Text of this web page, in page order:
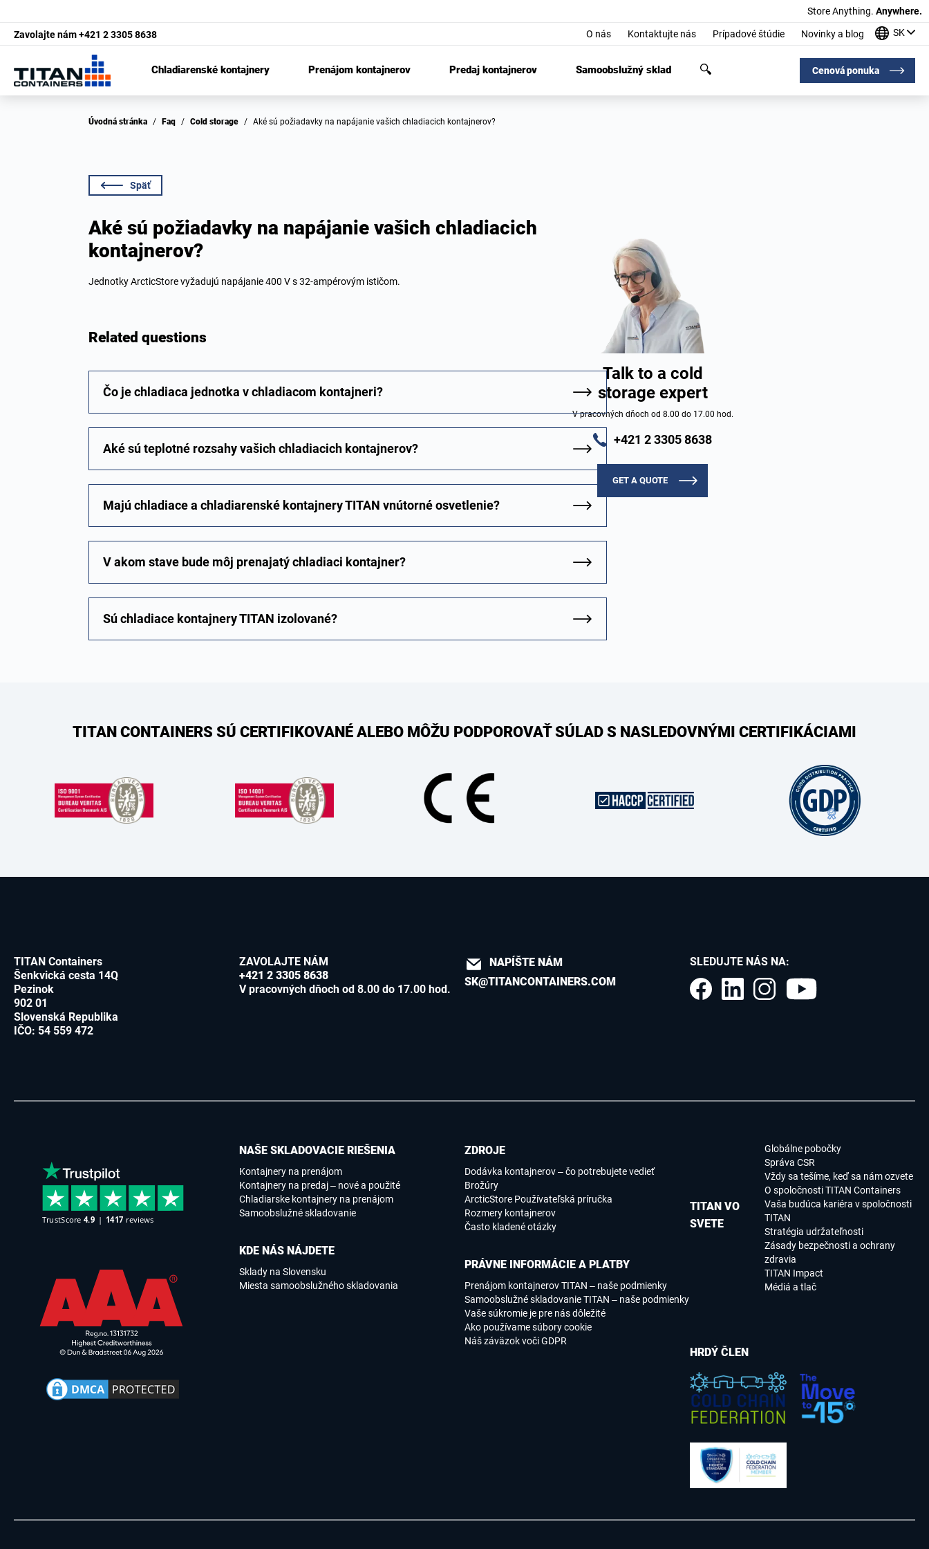
Store Anything. Anywhere.
Zavolajte nám+421 2 3305 8638 O nás Kontaktujte nás Prípadové štúdie Novinky a blog SK
Chladiarenské kontajnery Prenájom kontajnerov Predaj kontajnerov Samoobslužný sklad Cenová ponuka
Úvodná stránka / Faq / Cold storage / Aké sú požiadavky na napájanie vašich chladiacich kontajnerov?
Späť
Aké sú požiadavky na napájanie vašich chladiacich
kontajnerov?
Jednotky ArcticStore vyžadujú napájanie 400 V s 32-ampérovým ističom.
Related questions
Čo je chladiaca jednotka v chladiacom kontajneri?
Aké sú teplotné rozsahy vašich chladiacich kontajnerov?
Majú chladiace a chladiarenské kontajnery TITAN vnútorné osvetlenie?
V akom stave bude môj prenajatý chladiaci kontajner?
Sú chladiace kontajnery TITAN izolované?
Talk to a cold
storage expert
V pracovných dňoch od 8.00 do 17.00 hod.
+421 2 3305 8638
GET A QUOTE
TITAN CONTAINERS SÚ CERTIFIKOVANÉ ALEBO MÔŽU PODPOROVAŤ SÚLAD S NASLEDOVNÝMI CERTIFIKÁCIAMI
TITAN Containers
Šenkvická cesta 14Q
Pezinok
902 01
Slovenská Republika
IČO: 54 559 472
ZAVOLAJTE NÁM
+421 2 3305 8638
V pracovných dňoch od 8.00 do 17.00 hod.
NAPÍŠTE NÁM
SK@TITANCONTAINERS.COM
SLEDUJTE NÁS NA:
NAŠE SKLADOVACIE RIEŠENIA
Kontajnery na prenájom
Kontajnery na predaj – nové a použité
Chladiarske kontajnery na prenájom
Samoobslužné skladovanie
KDE NÁS NÁJDETE
Sklady na Slovensku
Miesta samoobslužného skladovania
TITAN VO
SVETE
Globálne pobočky
Správa CSR
Vždy sa tešíme, keď sa nám ozvete
O spoločnosti TITAN Containers
Vaša budúca kariéra v spoločnosti
TITAN
Stratégia udržateľnosti
Zásady bezpečnosti a ochrany
zdravia
TITAN Impact
Médiá a tlač
ZDROJE
Dodávka kontajnerov – čo potrebujete vedieť
Brožúry
ArcticStore Používateľská príručka
Rozmery kontajnerov
Často kladené otázky
PRÁVNE INFORMÁCIE A PLATBY
Prenájom kontajnerov TITAN – naše podmienky
Samoobslužné skladovanie TITAN – naše podmienky
Vaše súkromie je pre nás dôležité
Ako používame súbory cookie
Náš záväzok voči GDPR
HRDÝ ČLEN